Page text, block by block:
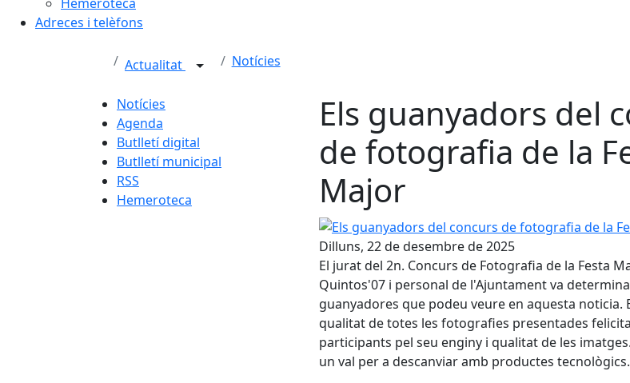
Adreces i telèfons
Actualitat Notícies
Notícies
Agenda
Butlletí digital
Butlletí municipal
RSS
Hemeroteca
Els guanyadors del
de fotografia de la
Major
Els guanyadors del concurs de fotografia de la
Dilluns, 22 de desembre de 2025
El jurat del 2n. Concurs de Fotografia de la Festa
Quintos'07 i personal de l'Ajuntament va
guanyadores que podeu veure en aquesta noticia.
qualitat de totes les fotografies presentades
participants pel seu enginy i qualitat de les
un val per a descanviar amb productes tecnològics.